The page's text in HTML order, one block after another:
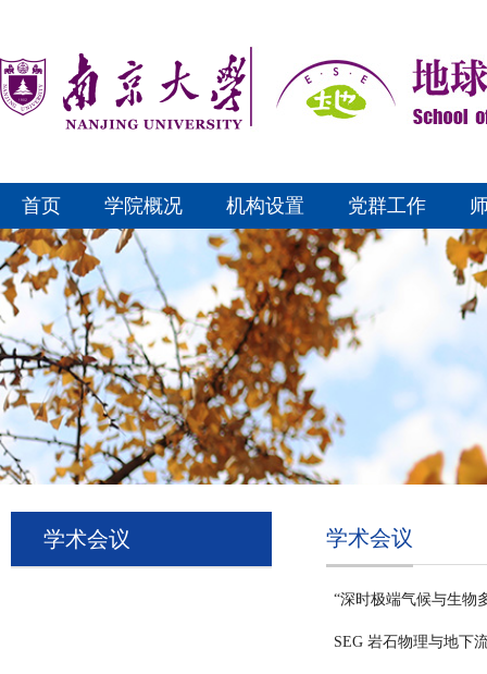
首页 学院概况 机构设置 党群工作
学术会议 学术会议
“深时极端气候与生物
SEG 岩石物理与地下